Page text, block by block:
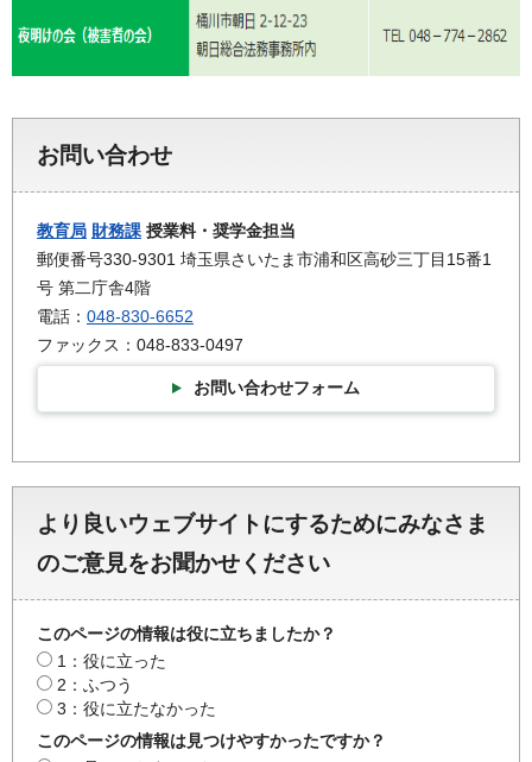
お問い合わせ
教育局 財務課 授業料・奨学金担当
郵便番号330-9301 埼玉県さいたま市浦和区高砂三丁目15番1
号 第二庁舎4階
電話： 048-830-6652
ファックス：048-833-0497
お問い合わせフォーム
より良いウェブサイトにするためにみなさま
のご意見をお聞かせください
このページの情報は役に立ちましたか？
1：役に立った
2：ふつう
3：役に立たなかった
このページの情報は見つけやすかったですか？